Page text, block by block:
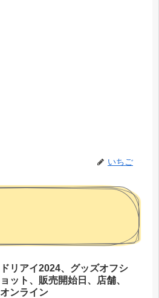
いちご
ドリアイ2024、グッズオフシ
ョット、販売開始日、店舗、
オンライン